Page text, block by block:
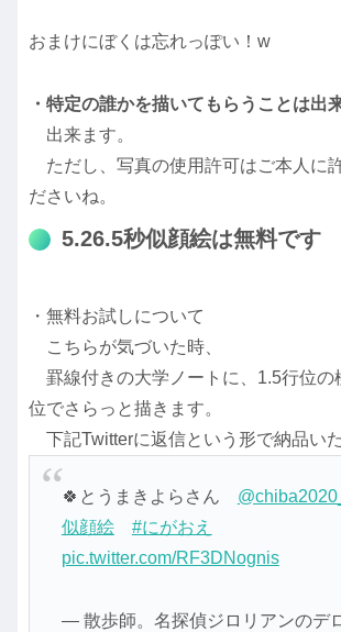
おまけにぼくは忘れっぽい！w
・特定の誰かを描いてもらうことは出
出来ます。
ただし、写真の使用許可はご本人に
ださいね。
5.26.5秒似顔絵は無料です
・無料お試しについて
こちらが気づいた時、
罫線付きの大学ノートに、1.5行位の
位でさらっと描きます。
下記Twitterに返信という形で納品いた
🍀とうまきよらさん
似顔絵
#にがおえ
pic.twitter.com/RF3DNognis
— 散歩師。名探偵ジロリアンのデ